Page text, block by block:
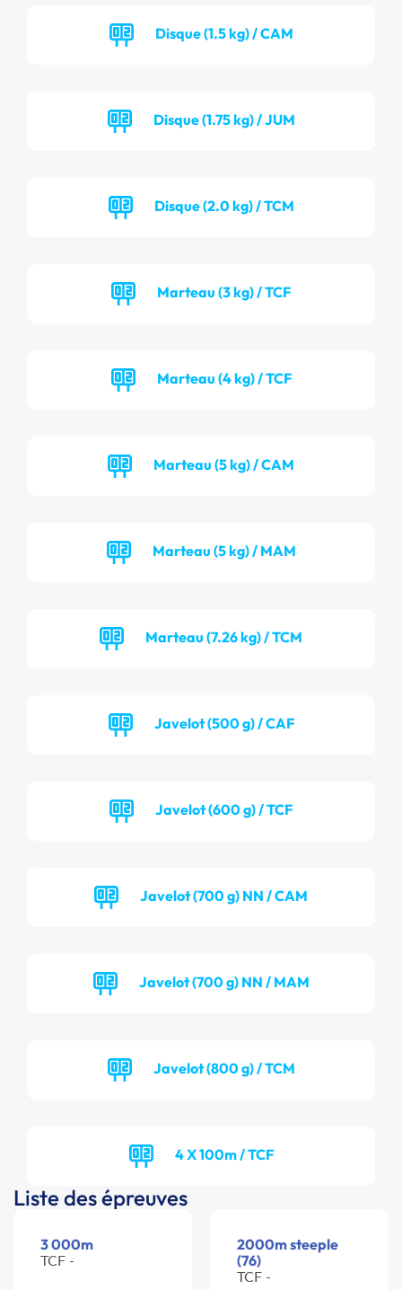
Disque (1.5 kg) / CAM
Disque (1.75 kg) / JUM
Disque (2.0 kg) / TCM
Marteau (3 kg) / TCF
Marteau (4 kg) / TCF
Marteau (5 kg) / CAM
Marteau (5 kg) / MAM
Marteau (7.26 kg) / TCM
Javelot (500 g) / CAF
Javelot (600 g) / TCF
Javelot (700 g) NN / CAM
Javelot (700 g) NN / MAM
Javelot (800 g) / TCM
4 X 100m / TCF
Liste des épreuves
3 000m
TCF -
2000m steeple
(76)
TCF -